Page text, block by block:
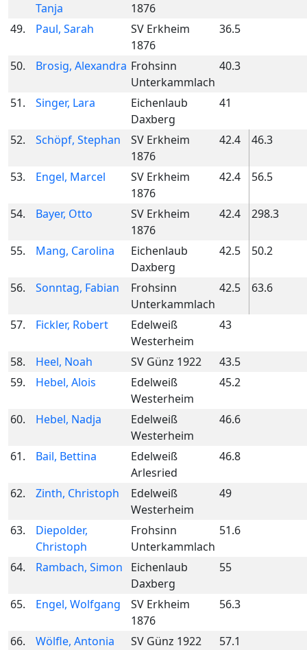
Tanja
1876
49. Paul, Sarah
SV Erkheim
1876
36.5
50. Brosig, Alexandra Frohsinn
Unterkammlach
40.3
51. Singer, Lara
Eichenlaub
Daxberg
41
52. Schöpf, Stephan
SV Erkheim
1876
42.4 46.3
53. Engel, Marcel
SV Erkheim
1876
42.4 56.5
54. Bayer, Otto
SV Erkheim
1876
42.4 298.3
55. Mang, Carolina
Eichenlaub
Daxberg
42.5 50.2
56. Sonntag, Fabian
Frohsinn
Unterkammlach
42.5 63.6
57. Fickler, Robert
Edelweiß
Westerheim
43
58. Heel, Noah SV Günz 1922
43.5
59.
Hebel, Alois
Edelweiß
Westerheim
45.2
60. Hebel, Nadja
Edelweiß
Westerheim
46.6
61. Bail, Bettina
Edelweiß
Arlesried
46.8
62. Zinth, Christoph
Edelweiß
Westerheim
49
63.
Diepolder,
Christoph
Frohsinn
Unterkammlach
51.6
64. Rambach, Simon
Eichenlaub
Daxberg
55
65. Engel, Wolfgang
SV Erkheim
1876
56.3
66. Wölfle, Antonia SV Günz 1922 57.1